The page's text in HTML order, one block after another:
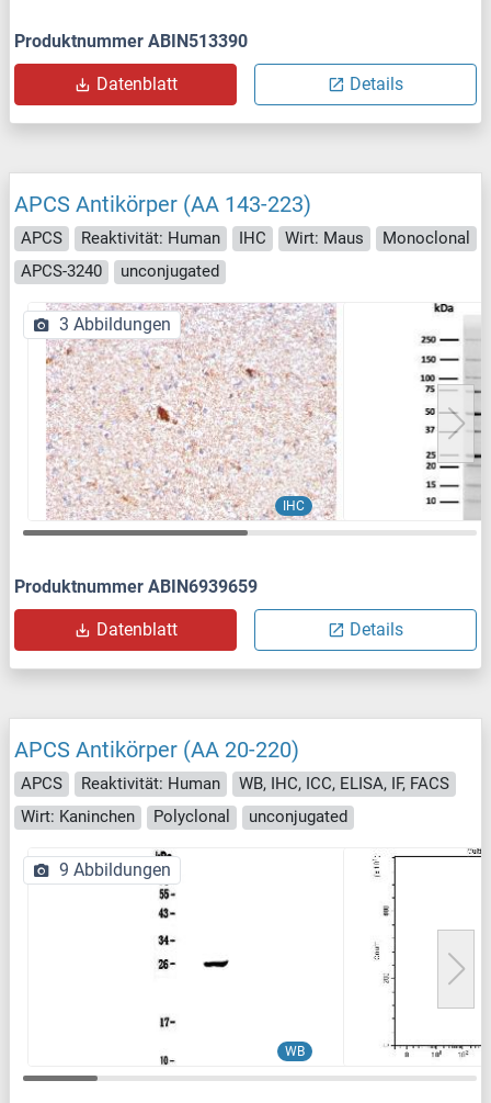
Produktnummer ABIN513390
Datenblatt Details
APCS Antikörper (AA 143-223)
APCS Reaktivität: Human IHC Wirt: Maus
Monoclonal
APCS-3240
unconjugated
IHC
3 Abbildungen
Produktnummer ABIN6939659
Datenblatt Details
APCS Antikörper (AA 20-220)
APCS Reaktivität: Human
WB, IHC, ICC, ELISA, IF, FACS
Wirt: Kaninchen
Polyclonal unconjugated
WB
9 Abbildungen